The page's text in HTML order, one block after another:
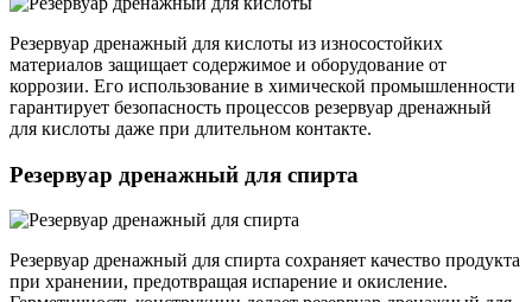
Резервуар дренажный для кислоты из износостойких
материалов защищает содержимое и оборудование от
коррозии. Его использование в химической промышленности
гарантирует безопасность процессов резервуар дренажный
для кислоты даже при длительном контакте.
Резервуар дренажный для спирта
Резервуар дренажный для спирта сохраняет качество продукта
при хранении, предотвращая испарение и окисление.